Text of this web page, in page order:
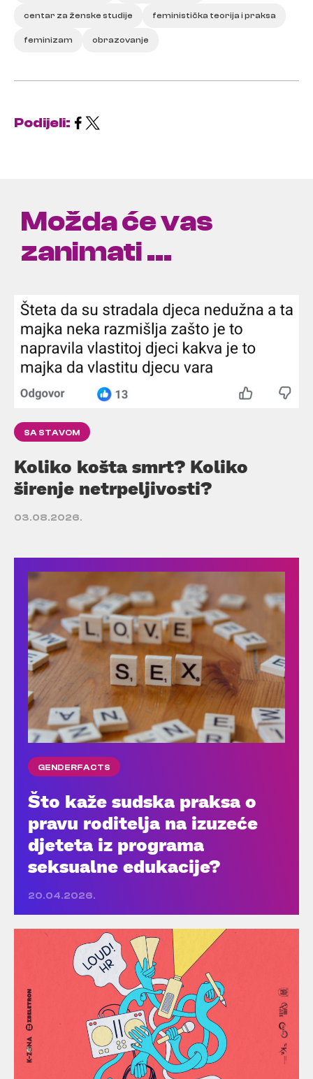
centar za ženske studije feministička teorija i praksa
feminizam obrazovanje
Podijeli:
Možda će vas
zanimati ...
SA STAVOM
Koliko košta smrt? Koliko
širenje netrpeljivosti?
03.08.2026.
GENDERFACTS
Što kaže sudska praksa o
pravu roditelja na izuzeće
djeteta iz programa
seksualne edukacije?
20.04.2026.